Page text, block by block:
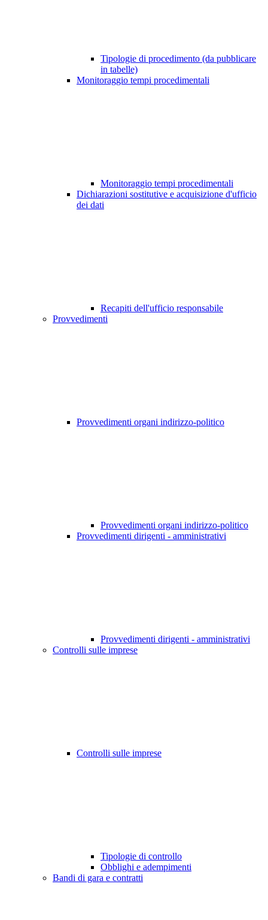
Tipologie di procedimento (da pubblicare
in tabelle)
Monitoraggio tempi procedimentali
Monitoraggio tempi procedimentali
Dichiarazioni sostitutive e acquisizione d'ufficio
dei dati
Recapiti dell'ufficio responsabile
Provvedimenti
Provvedimenti organi indirizzo-politico
Provvedimenti organi indirizzo-politico
Provvedimenti dirigenti - amministrativi
Provvedimenti dirigenti - amministrativi
Controlli sulle imprese
Controlli sulle imprese
Tipologie di controllo
Obblighi e adempimenti
Bandi di gara e contratti